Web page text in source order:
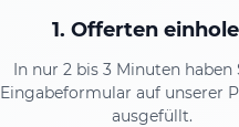
1. Offerten
In nur 2 bis 3 Minuten haben
Eingabeformular auf unserer
ausgefüllt.